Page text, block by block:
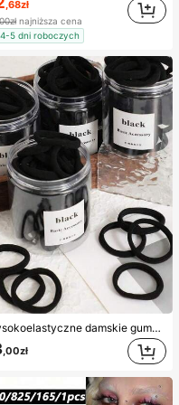
,68zł
najniższa cena
4-5 dni roboczych
Wysokoelastyczne damskie gumki do kucyka, opaski do włosów, akcesoria do włosów, sportowe opaski fitness, domowe akcesoria do pielęgnacji włosów, odpowiednie na lato, wakacje, podróże. (10/20/50/100/200)
,00zł